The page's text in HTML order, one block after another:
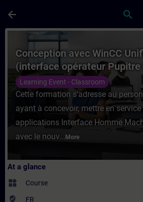
arrow_back search
Course - Conception
Conception avec WinCC
(interface opérateur Pupitre
machine) 1ère partie
Learning Event - Classroom
Cette formation s'adresse au
ayant à concevoir, mettre en
applications Interface Homme
avec le nouv... More
At a glance
widgets Course
where_to_vote FR